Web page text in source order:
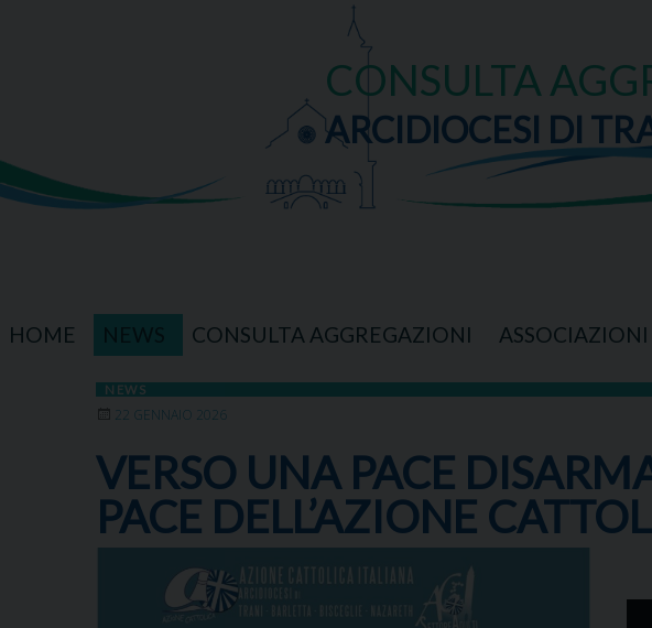
CONSULTA
ARCIDIOCESI DI
HOME CONSULTA AGGREGAZIONI
NEWS
22 GENNAIO 2026
VERSO UNA PACE
PACE DELL’AZIONE